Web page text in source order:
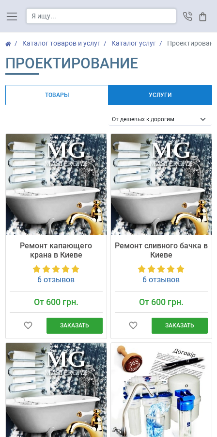
Каталог товаров и услуг Каталог услуг
ПРОЕКТИРОВАНИЕ
ТОВАРЫ УСЛУГИ
Ремонт капающего
крана в Киеве
6 отзывов
От 600 грн.
ЗАКАЗАТЬ
Ремонт сливного бачка в
Киеве
6 отзывов
От 600 грн.
ЗАКАЗАТЬ